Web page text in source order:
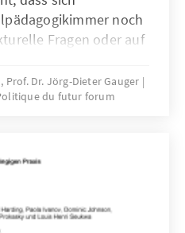
noch
Fragen oder auf
kann sich jedoch nicht
oder das Lösen
Textaufgaben
Prof. Dr. Jörg-Dieter Gauger
du futur forum